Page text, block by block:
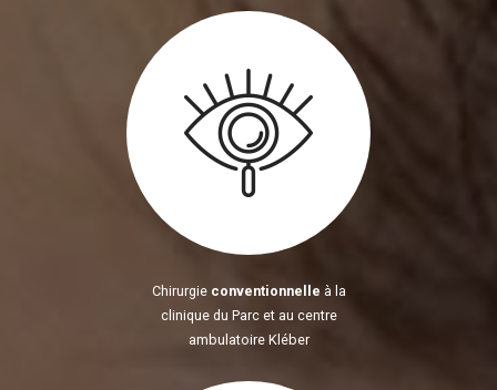
Chirurgie conventionnelle à la
clinique du Parc et au centre
ambulatoire Kléber